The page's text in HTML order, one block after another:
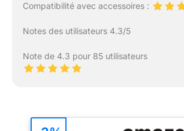
Compatibilité avec accessoires :
Notes des utilisateurs 4.3/5
Note de 4.3 pour 85 utilisateurs